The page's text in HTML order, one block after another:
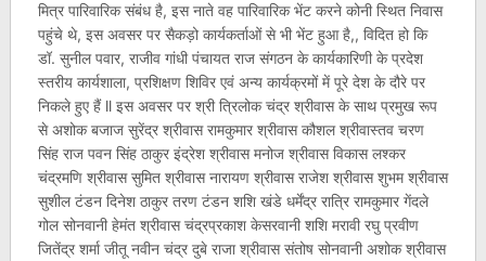
मित्र पारिवारिक संबंध है, इस नाते वह पारिवारिक भेंट करने कोनी स्थित निवास
पहुंचे थे, इस अवसर पर सैकड़ो कार्यकर्ताओं से भी भेंट हुआ है,, विदित हो कि
डॉ. सुनील पवार, राजीव गांधी पंचायत राज संगठन के कार्यकारिणी के प्रदेश
स्तरीय कार्यशाला, प्रशिक्षण शिविर एवं अन्य कार्यक्रमों में पूरे देश के दौरे पर
निकले हुए हैं ll इस अवसर पर श्री त्रिलोक चंद्र श्रीवास के साथ प्रमुख रूप
से अशोक बजाज सुरेंद्र श्रीवास रामकुमार श्रीवास कौशल श्रीवास्तव चरण
सिंह राज पवन सिंह ठाकुर इंद्रेश श्रीवास मनोज श्रीवास विकास लश्कर
चंद्रमणि श्रीवास सुमित श्रीवास नारायण श्रीवास राजेश श्रीवास शुभम श्रीवास
सुशील टंडन दिनेश ठाकुर तरण टंडन शशि खंडे धर्मेंद्र रात्रि रामकुमार गेंदले
गोल सोनवानी हेमंत श्रीवास चंद्रप्रकाश केसरवानी शशि मरावी रघु प्रवीण
जितेंद्र शर्मा जीतू नवीन चंद्र दुबे राजा श्रीवास संतोष सोनवानी अशोक श्रीवास